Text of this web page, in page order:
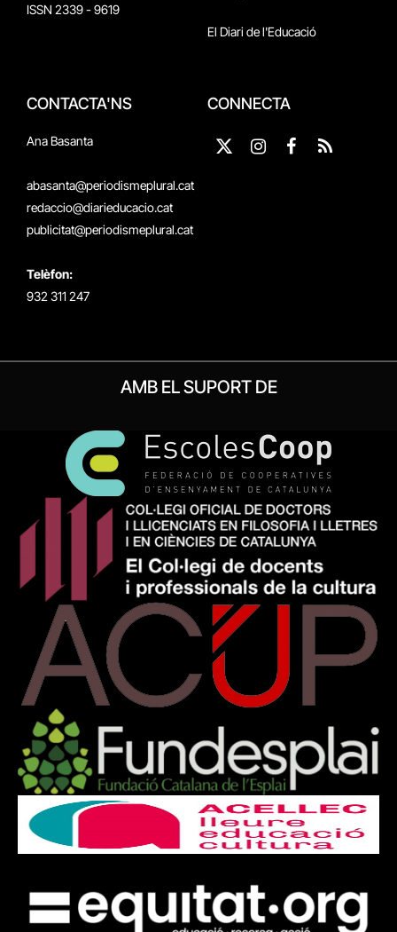
ISSN 2339 - 9619
El Diari de l'Educació
CONTACTA'NS
Ana Basanta
abasanta@periodismeplural.cat
redaccio@diarieducacio.cat
publicitat@periodismeplural.cat
Telèfon:
932 311 247
CONNECTA
X
Instagram
Facebook
RSS
AMB EL SUPORT DE